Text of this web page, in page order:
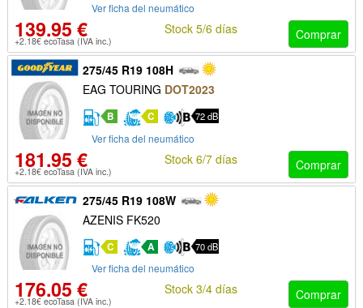
Ver ficha del neumático
139.95 €
+2.18€ ecoTasa (IVA inc.) Comprar
Stock 5/6 días
275/45 R19 108H
EAG TOURING DOT2023
B C 72 dB
Ver ficha del neumático
181.95 €
+2.18€ ecoTasa (IVA inc.) Comprar
Stock 6/7 días
275/45 R19 108W
AZENIS FK520
C A 70 dB
Ver ficha del neumático
176.05 €
+2.18€ ecoTasa (IVA inc.) Comprar
Stock 3/4 días